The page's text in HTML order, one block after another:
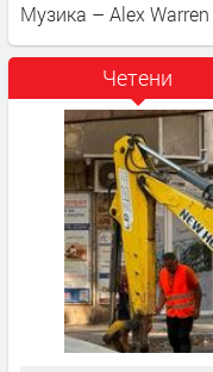
Музика – Alex
Четени